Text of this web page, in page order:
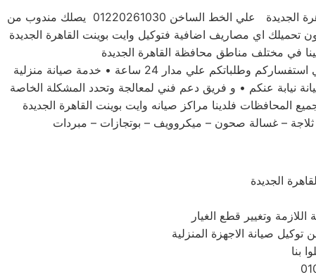
للحفاظ علي جهازك وايت بوينت القاهرة الجديدة فضلاً اتصل بخدمة صيانة اعطال وايت بوينت القاهرة الجديدة علي الخط الساخن 01220261030 يصلك مندوب من
تحميلك اي مصاريف اضافية فتوكيل وايت بوينت القاهرة الجديدة
توكيل صيانه وايت بوينت القاهرة الجديدة لديه تعاقد مع جميع وكلاء الاجهزة الكهربية والالكترونية في مصر • فريق مخصص للرد علي استفساركم وطلباتكم علي مدار 24 ساعة • خدمة صيانة منزلية
نيابة عنكم • و فريق دعم فني لمعالجة وتحدد المشكلة الخاصة
المحافظات فلدينا مراكز صيانه وايت بوينت القاهرة الجديدة
– غسالة صحون – ميكروويف – بوتجازات – مبردات
الجديدة
وتغيير قطع الغيار
توكيل صيانة الاجهزة المنزلية
بنا